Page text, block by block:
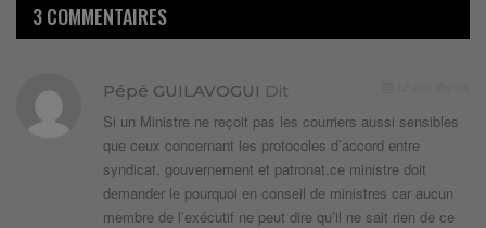
3 COMMENTAIRES
Pépé GUILAVOGUI Dit
Si un Ministre ne reçoit pas les courriers aussi sensibles
que ceux concernant les protocoles d’accord entre
syndicat, gouvernement et patronat,ce ministre doit
demander le pourquoi en conseil de ministres car aucun
membre de l’exécutif ne peut dire qu’il ne sait rien de ce